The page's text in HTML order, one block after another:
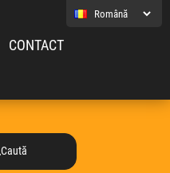
CONTACT
Caută